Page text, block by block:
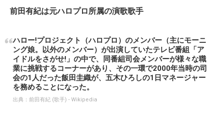
前田有紀は元ハロプロ所属の演歌歌手
ハロー!プロジェクト（ハロプロ）のメンバー（主にモーニ
ング娘。以外のメンバー）が出演していたテレビ番組「ア
イドルをさがせ!」の中で、同番組司会メンバーが様々な職
業に挑戦するコーナーがあり、その一環で2000年当時の司
会の1人だった飯田圭織が、五木ひろしの1日マネージャー
を務めることになった。
出典： 前田有紀 (歌手) - Wikipedia